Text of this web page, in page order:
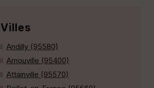
Villes
Andilly (95580)
Arnouville (95400)
Attainville (95570)